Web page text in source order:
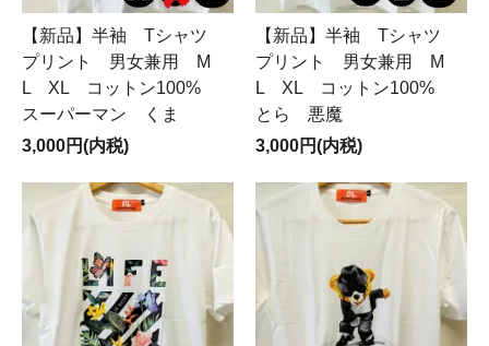
【新品】半袖 Tシャツ
プリント 男女兼用 M
L XL コットン100%
スーパーマン くま
3,000円(内税)
【新品】半袖 Tシャツ
プリント 男女兼用 M
L XL コットン100%
とら 悪魔
3,000円(内税)